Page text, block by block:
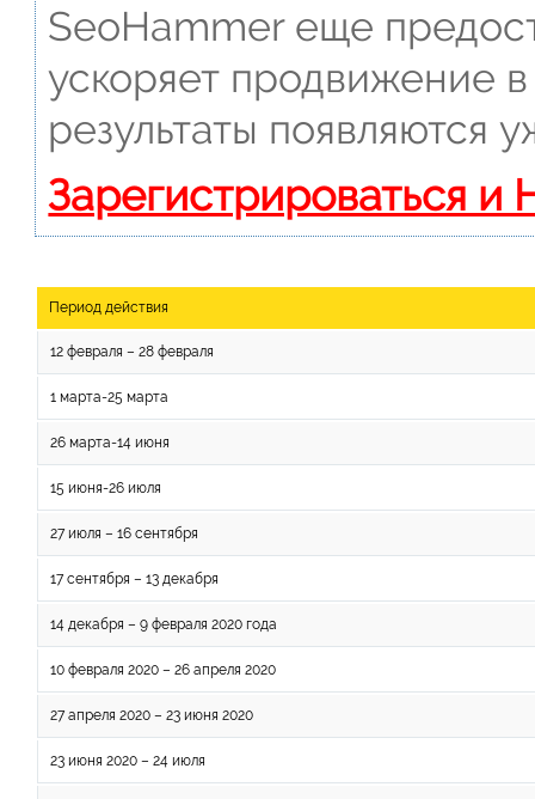
SeoHammer еще
ускоряет продвижение
результаты появляются
Зарегистрироваться и
Период действия
12 февраля – 28 февраля
1 марта-25 марта
26 марта-14 июня
15 июня-26 июля
27 июля – 16 сентября
17 сентября – 13 декабря
14 декабря – 9 февраля 2020 года
10 февраля 2020 – 26 апреля 2020
27 апреля 2020 – 23 июня 2020
23 июня 2020 – 24 июля